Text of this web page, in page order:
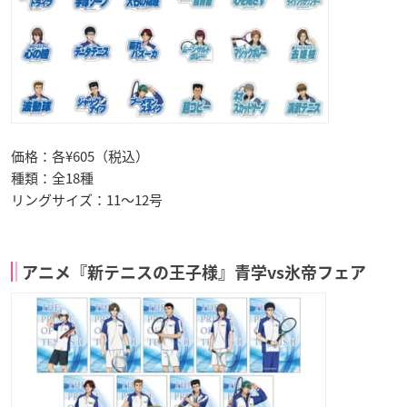
価格：各¥605（税込）
種類：全18種
リングサイズ：11〜12号
アニメ『新テニスの王子様』青学vs氷帝フェア